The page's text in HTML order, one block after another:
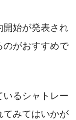
開始が発表され
のがおすすめで
るシャトレー
てみてはいかが